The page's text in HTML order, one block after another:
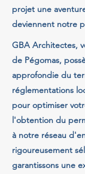
projet une
deviennent notre
GBA Architectes,
de Pégomas,
approfondie du
réglementations
pour optimiser
l'obtention du
à notre réseau
rigoureusement
garantissons une